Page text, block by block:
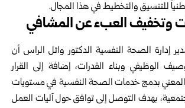
للتنسيق والتخطيط في هذا المجال.‏
وتخفيف العبء عن المشافي
إدارة الصحة النفسية الدكتور وائل الراس أن
الوظيفي وبناء القدرات، ‏إضافة إلى القرار
رقم 8/ت المعني بدمج خدمات الصحة النفسية في مستويات
بهدف ‏التوصل إلى توافق حول آليات العمل